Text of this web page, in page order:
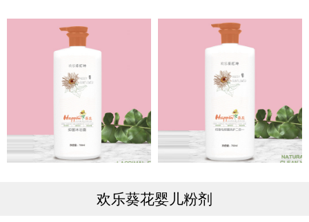
欢乐葵花婴儿粉剂